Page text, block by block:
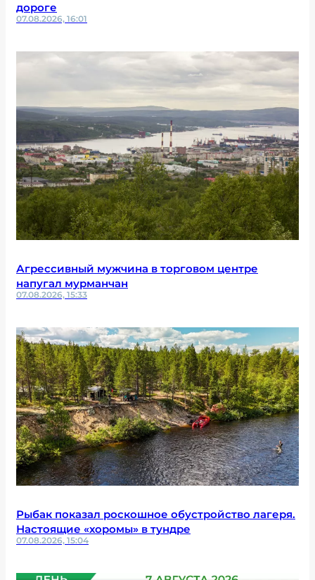
дороге
07.08.2026, 16:01
Агрессивный мужчина в торговом центре
напугал мурманчан
07.08.2026, 15:33
Рыбак показал роскошное обустройство лагеря.
Настоящие «хоромы» в тундре
07.08.2026, 15:04